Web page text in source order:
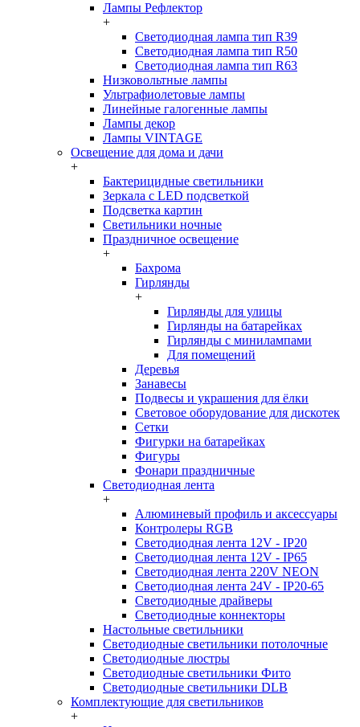
Лампы Рефлектор
+
Светодиодная лампа тип R39
Светодиодная лампа тип R50
Светодиодная лампа тип R63
Низковольтные лампы
Ультрафиолетовые лампы
Линейные галогенные лампы
Лампы декор
Лампы VINTAGE
Освещение для дома и дачи
+
Бактерицидные светильники
Зеркала с LED подсветкой
Подсветка картин
Светильники ночные
Праздничное освещение
+
Бахрома
Гирлянды
+
Гирлянды для улицы
Гирлянды на батарейках
Гирлянды с минилампами
Для помещений
Деревья
Занавесы
Подвесы и украшения для ёлки
Световое оборудование для дискотек
Сетки
Фигурки на батарейках
Фигуры
Фонари праздничные
Светодиодная лента
+
Алюминевый профиль и аксессуары
Контролеры RGB
Светодиодная лента 12V - IP20
Светодиодная лента 12V - IP65
Светодиодная лента 220V NEON
Светодиодная лента 24V - IP20-65
Светодиодные драйверы
Светодиодные коннекторы
Настольные светильники
Светодиодные светильники потолочные
Светодиодные люстры
Светодиодные светильники Фито
Светодиодные светильники DLB
Комплектующие для светильников
+